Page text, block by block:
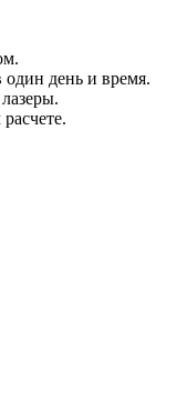
один день и время.